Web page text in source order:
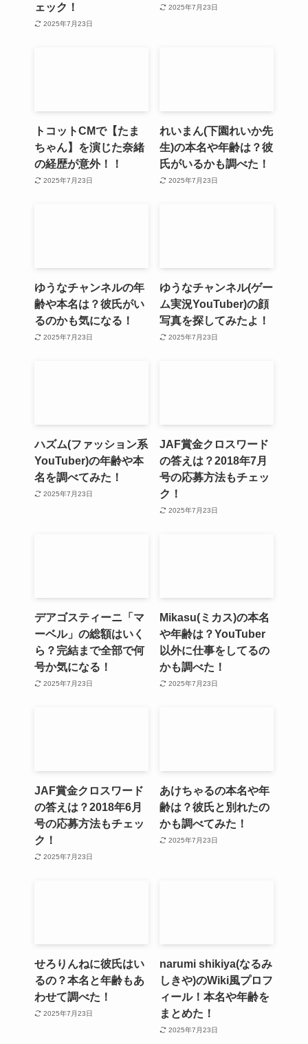
ェック！
2025年7月23日
2025年7月23日
トコットCMで【たま
ちゃん】を演じた奈緒
の経歴が意外！！
2025年7月23日
れいまん(下園れいか先
生)の本名や年齢は？彼
氏がいるかも調べた！
2025年7月23日
ゆうなチャンネルの年
齢や本名は？彼氏がい
るのかも気になる！
2025年7月23日
ゆうなチャンネル(ゲー
ム実況YouTuber)の顔
写真を探してみたよ！
2025年7月23日
ハズム(ファッション系
YouTuber)の年齢や本
名を調べてみた！
2025年7月23日
JAF賞金クロスワード
の答えは？2018年7月
号の応募方法もチェッ
ク！
2025年7月23日
デアゴスティーニ「マ
ーベル」の総額はいく
ら？完結まで全部で何
号か気になる！
2025年7月23日
Mikasu(ミカス)の本名
や年齢は？YouTuber
以外に仕事をしてるの
かも調べた！
2025年7月23日
JAF賞金クロスワード
の答えは？2018年6月
号の応募方法もチェッ
ク！
2025年7月23日
あけちゃるの本名や年
齢は？彼氏と別れたの
かも調べてみた！
2025年7月23日
せろりんねに彼氏はい
るの？本名と年齢もあ
わせて調べた！
2025年7月23日
narumi shikiya(なるみ
しきや)のWiki風プロフ
ィール！本名や年齢を
まとめた！
2025年7月23日